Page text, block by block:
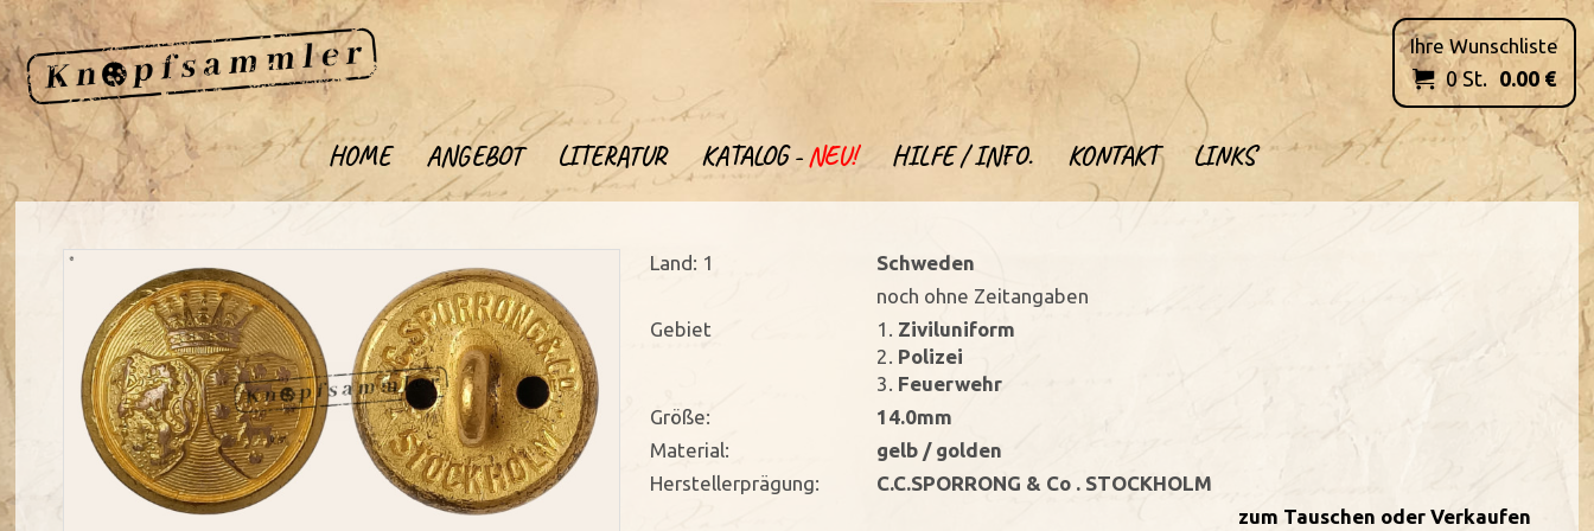
HOME ANGEBOT LITERATUR KATALOG -NEU! HILFE / INFO. KONTAKT LINKS
Ihre Wunschliste
 0St. 0.00 €
Land: 1
Schweden
noch ohne Zeitangaben
Gebiet
1. Ziviluniform
2. Polizei
3. Feuerwehr
Größe:
14.0mm
Material:
gelb / golden
Herstellerprägung:
C.C.SPORRONG & Co . STOCKHOLM
zum Tauschen oder Verkaufen